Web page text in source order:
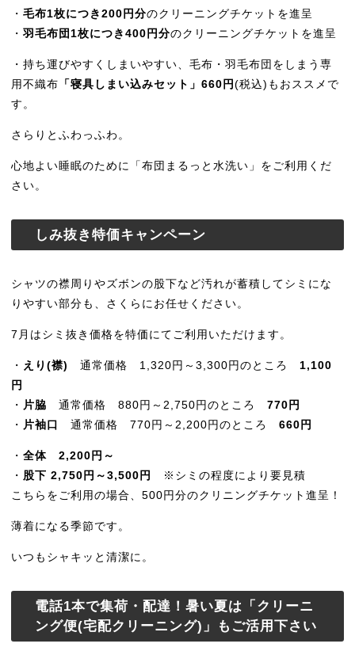
・毛布1枚につき200円分のクリーニングチケットを進呈
・羽毛布団1枚につき400円分のクリーニングチケットを進呈
・持ち運びやすくしまいやすい、毛布・羽毛布団をしまう専
用不織布 「寝具しまい込みセット」660円(税込)もおススメで
す。
さらりとふわっふわ。
心地よい睡眠のために「布団まるっと水洗い」をご利用くだ
さい。
しみ抜き特価キャンペーン
シャツの襟周りやズボンの股下など汚れが蓄積してシミにな
りやすい部分も、さくらにお任せください。
7月はシミ抜き価格を特価にてご利用いただけます。
・ えり(襟) 通常価格 1,320円～3,300円のところ 1,100
円
・ 片脇 通常価格 880円～2,750円のところ770円
・ 片袖口 通常価格 770円～2,200円のところ660円
・全体 2,200円～
・ 股下 2,750円～3,500円
※シミの程度により要見積
こちらをご利用の場合、500円分のクリニングチケット進呈！
薄着になる季節です。
いつもシャキッと清潔に。
電話1本で集荷・配達！暑い夏は「クリーニ
ング便(宅配クリーニング)」もご活用下さい